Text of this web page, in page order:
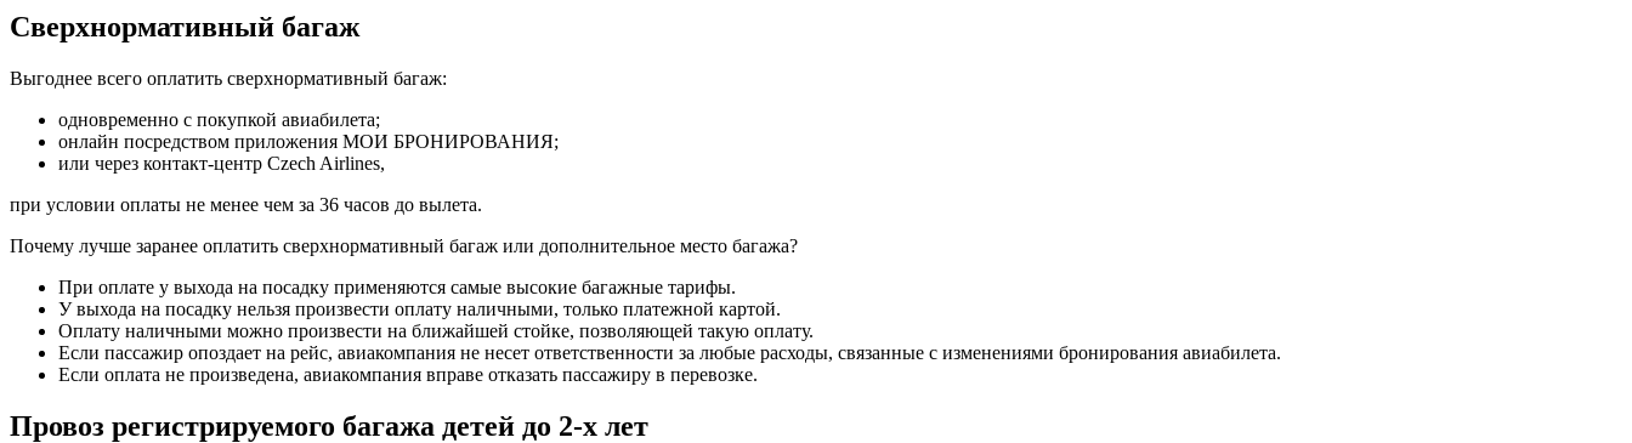
Сверхнормативный багаж
Выгоднее всего оплатить сверхнормативный багаж:
одновременно с покупкой авиабилета;
онлайн посредством приложения МОИ БРОНИРОВАНИЯ;
или через контакт-центр Czech Airlines,
при условии оплаты не менее чем за 36 часов до вылета.
Почему лучше заранее оплатить сверхнормативный багаж или дополнительное место багажа?
При оплате у выхода на посадку применяются самые высокие багажные тарифы.
У выхода на посадку нельзя произвести оплату наличными, только платежной картой.
Оплату наличными можно произвести на ближайшей стойке, позволяющей такую оплату.
Если пассажир опоздает на рейс, авиакомпания не несет ответственности за любые расходы, связанные с изменениями бронирования авиабилета.
Если оплата не произведена, авиакомпания вправе отказать пассажиру в перевозке.
Провоз регистрируемого багажа детей до 2‑х лет